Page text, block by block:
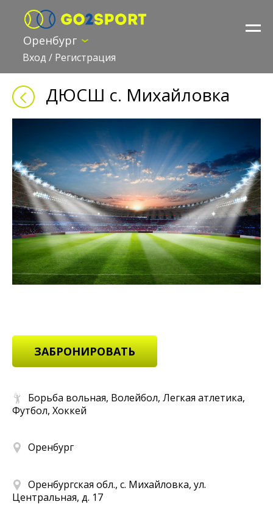
Оренбург
Вход / Регистрация
ДЮСШ с. Михайловка
ЗАБРОНИРОВАТЬ
Борьба вольная, Волейбол, Легкая атлетика,
Футбол, Хоккей
Оренбург
Оренбургская обл., с. Михайловка, ул.
Центральная, д. 17